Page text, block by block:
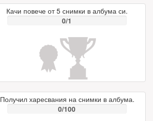
Качи повече от 5 снимки в албума си.
0/1
Получил харесвания на снимки в албума.
0/100